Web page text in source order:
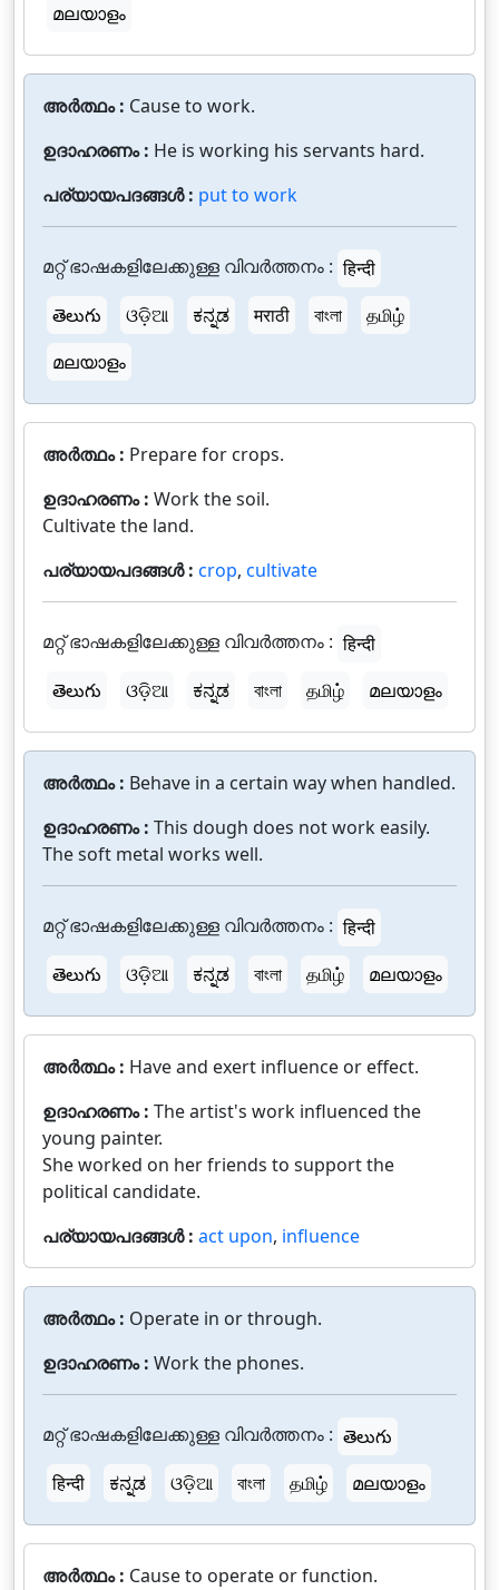
മലയാളം
അർത്ഥം : Cause to work.
ഉദാഹരണം : He is working his servants hard.
പര്യായപദങ്ങൾ : put to work
മറ്റ് ഭാഷകളിലേക്കുള്ള വിവർത്തനം : हिन्दी
తెలుగు
ଓଡ଼ିଆ ಕನ್ನಡ मराठी বাংলা
தமிழ்
മലയാളം
അർത്ഥം : Prepare for crops.
ഉദാഹരണം : Work the soil.
Cultivate the land.
പര്യായപദങ്ങൾ : crop, cultivate
മറ്റ് ഭാഷകളിലേക്കുള്ള വിവർത്തനം : हिन्दी
తెలుగు
ଓଡ଼ିଆ ಕನ್ನಡ বাংলা தமிழ் മലയാളം
അർത്ഥം : Behave in a certain way when handled.
ഉദാഹരണം : This dough does not work easily.
The soft metal works well.
മറ്റ് ഭാഷകളിലേക്കുള്ള വിവർത്തനം : हिन्दी
తెలుగు
ଓଡ଼ିଆ ಕನ್ನಡ বাংলা தமிழ் മലയാളം
അർത്ഥം : Have and exert influence or effect.
ഉദാഹരണം : The artist's work influenced the
young painter.
She worked on her friends to support the
political candidate.
പര്യായപദങ്ങൾ : act upon, influence
അർത്ഥം : Operate in or through.
ഉദാഹരണം : Work the phones.
മറ്റ് ഭാഷകളിലേക്കുള്ള വിവർത്തനം : తెలుగు
हिन्दी
ಕನ್ನಡ ଓଡ଼ିଆ বাংলা தமிழ் മലയാളം
അർത്ഥം : Cause to operate or function.